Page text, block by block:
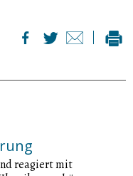
reagiert mit